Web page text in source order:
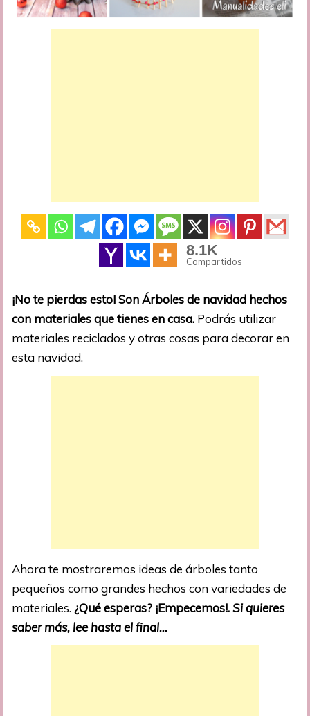
8.1K
Compartidos
¡No te pierdas esto! Son Árboles de navidad hechos
con materiales que tienes en casa. Podrás utilizar
materiales reciclados y otras cosas para decorar en
esta navidad.
Ahora te mostraremos ideas de árboles tanto
pequeños como grandes hechos con variedades de
materiales. ¿Qué esperas? ¡Empecemos!.Si quieres
saber más, lee hasta el final…